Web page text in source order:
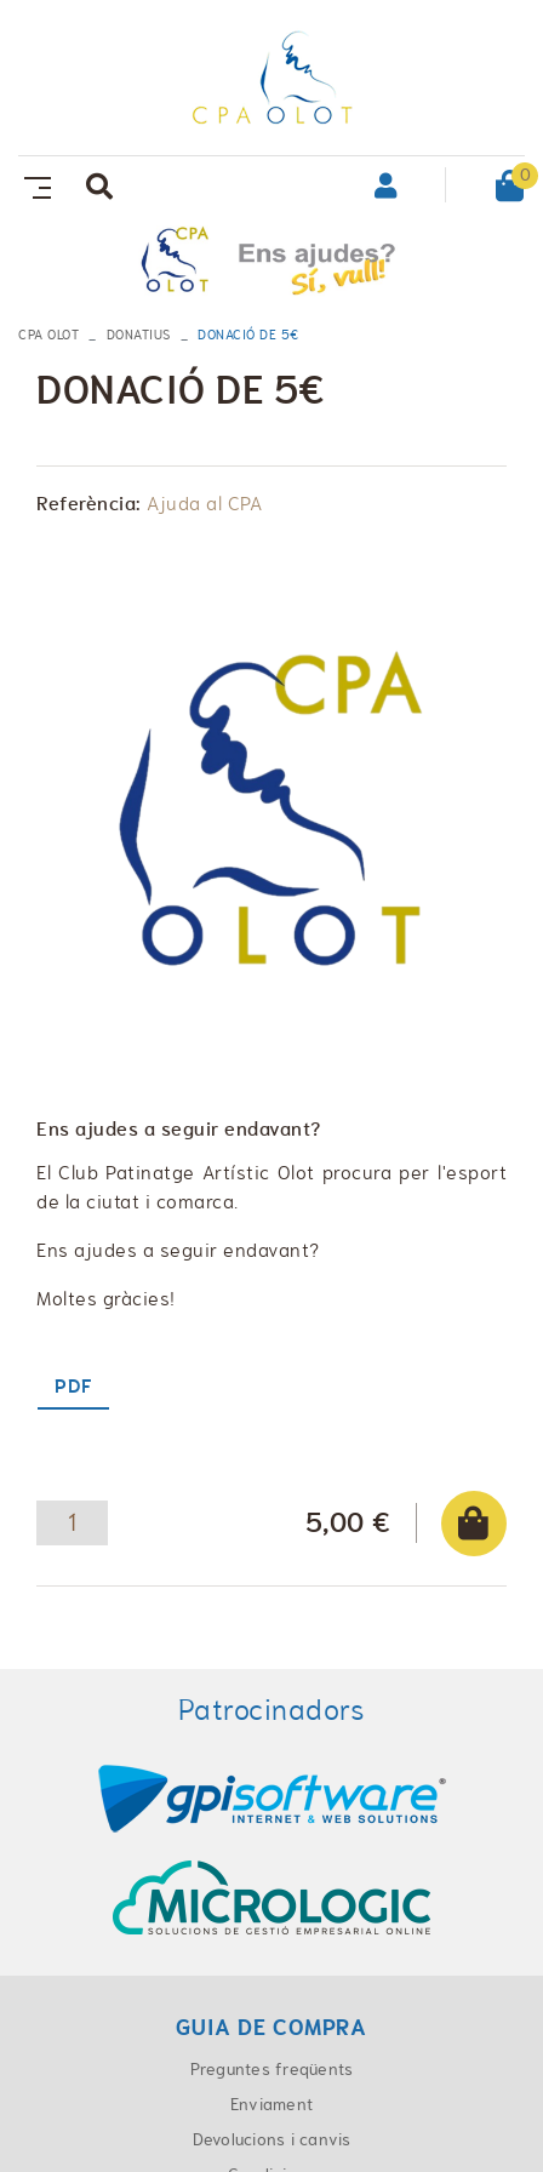
0
CPA OLOT DONATIUS DONACIÓ DE 5€
DONACIÓ DE 5€
Referència: Ajuda al CPA
Ens ajudes a seguir endavant?
El Club Patinatge Artístic Olot procura per l'esport
de la ciutat i comarca.
Ens ajudes a seguir endavant?
Moltes gràcies!
PDF
5,00 €
Patrocinadors
GUIA DE COMPRA
Preguntes freqüents
Enviament
Devolucions i canvis